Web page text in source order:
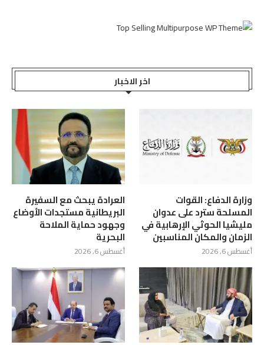
اخر الاخبار
وزارة الدفاع: القوات
المسلحة سترد على عدوان
مليشيا الحوثي الإرهابية في
الزمان والمكان المناسبين
أغسطس 6, 2026
العرادة يبحث مع السفيرة
البريطانية مستجدات الأوضاع
وجهود حماية الملاحة
البحرية
أغسطس 6, 2026